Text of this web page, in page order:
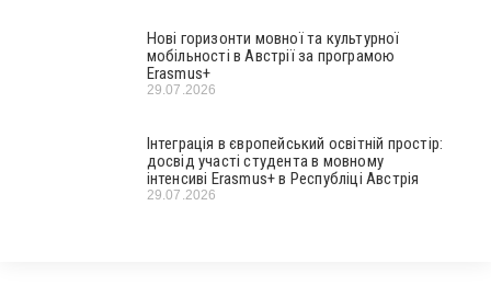
Нові горизонти мовної та культурної
мобільності в Австрії за програмою
Erasmus+
29.07.2026
Інтеграція в європейський освітній простір:
досвід участі студента в мовному
інтенсиві Erasmus+ в Республіці Австрія
29.07.2026